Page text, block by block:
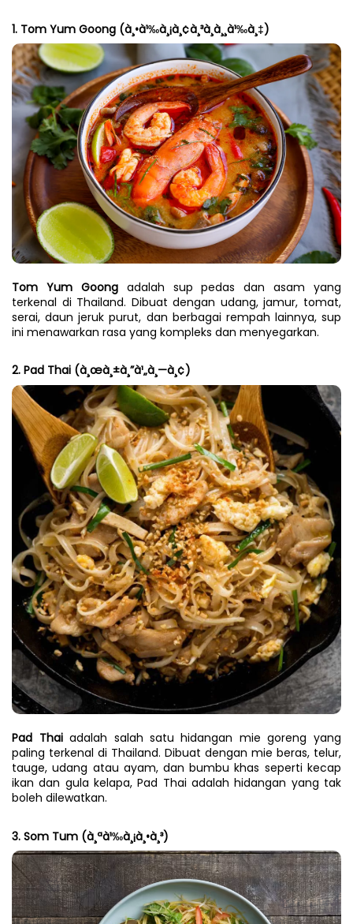
1. Tom Yum Goong (à¸•à¹‰à¸¡à¸¢à¸³à¸à¸¸à¹‰à¸‡)
Tom Yum Goong adalah sup pedas dan asam yang
terkenal di Thailand. Dibuat dengan udang, jamur, tomat,
serai, daun jeruk purut, dan berbagai rempah lainnya, sup
ini menawarkan rasa yang kompleks dan menyegarkan.
2. Pad Thai (à¸œà¸±à¸”à¹„à¸—à¸¢)
Pad Thai adalah salah satu hidangan mie goreng yang
paling terkenal di Thailand. Dibuat dengan mie beras, telur,
tauge, udang atau ayam, dan bumbu khas seperti kecap
ikan dan gula kelapa, Pad Thai adalah hidangan yang tak
boleh dilewatkan.
3. Som Tum (à¸ªà¹‰à¸¡à¸•à¸³)